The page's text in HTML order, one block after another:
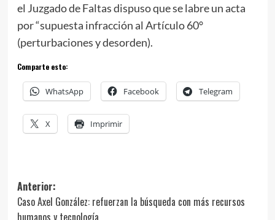
el Juzgado de Faltas dispuso que se labre un acta
por “supuesta infracción al Artículo 60°
(perturbaciones y desorden).
Comparte esto:
WhatsApp Facebook Telegram
X Imprimir
Navegación
de
Anterior:
Caso Axel González: refuerzan la búsqueda con más recursos
humanos y tecnología